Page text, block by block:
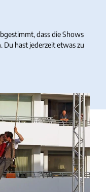
dass die Shows
. Du hast jederzeit etwas zu